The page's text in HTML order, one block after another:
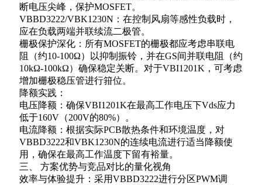
断电压尖峰，保护MOSFET。
VBBD3222/VBK1230N：在控制风扇等感性负载时，
应在负载两端并联续流二极管。
栅极保护深化：所有MOSFET的栅极都应考虑串联电
阻（约10-100Ω）以抑制振铃，并在GS间并联电阻（约
10kΩ-100kΩ）确保稳定关断。对于VBI1201K，可考虑
增加栅极稳压管进行箝位。
降额实践：
电压降额：确保VBI1201K在最高工作电压下Vds应力
低于160V（200V的80%）。
电流降额：根据实际PCB散热条件和环境温度，对
VBBD3222和VBK1230N的连续电流进行适当降额使
用，确保在最高工作温度下留有裕量。
三、 方案优势与竞品对比的量化视角
效率与体验提升：采用VBBD3222进行分区PWM调